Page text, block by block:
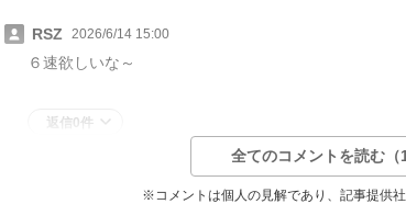
RSZ 2026/6/14 15:00
６速欲しいな～
返信0件
全てのコメントを読む（
※コメントは個人の見解であり、記事提供社